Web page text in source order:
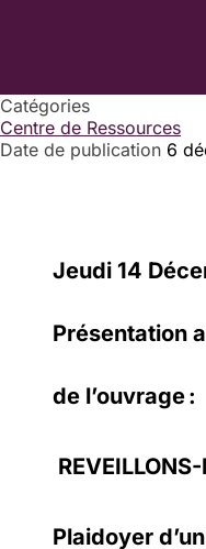
Catégories
Centre de Ressources
Date de publication 6
Jeudi 14
Présentation
de l’ouvrage :
Plaidoyer